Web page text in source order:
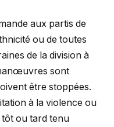
aux partis de
ou de toutes
de la division à
sont
être stoppées.
à la violence ou
ou tard tenu